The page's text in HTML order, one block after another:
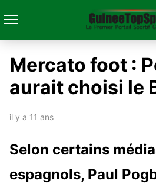
Mercato foot :
aurait choisi le
il y a 11 ans
Selon certains
espagnols, Paul